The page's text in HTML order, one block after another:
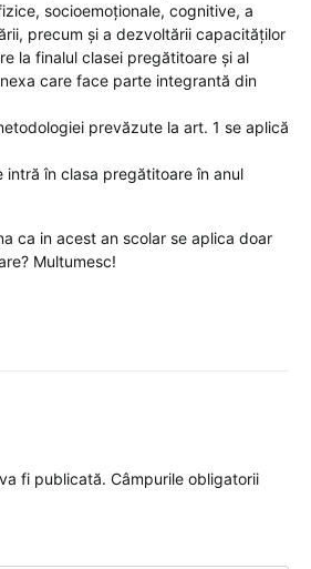
socioemoționale, cognitive, a
precum și a dezvoltării capacităților
la finalul clasei pregătitoare și al
care face parte integrantă din
prevăzute la art. 1 se aplică
intră în clasa pregătitoare în anul
ca in acest an scolar se aplica doar
Multumesc!
fi publicată. Câmpurile obligatorii